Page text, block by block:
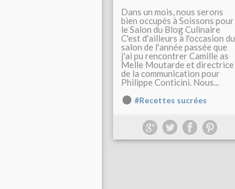
Dans un mois, nous serons
bien occupés à Soissons pour
le Salon du Blog Culinaire
C'est d'ailleurs à l'occasion du
salon de l'année passée que
j'ai pu rencontrer Camille as
Melle Moutarde et directrice
de la communication pour
Philippe Conticini. Nous...
#Recettes sucrées